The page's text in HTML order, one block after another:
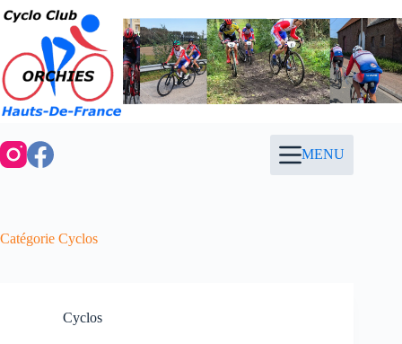
Passer
au
contenu
MENU
Catégorie Cyclos
Cyclos